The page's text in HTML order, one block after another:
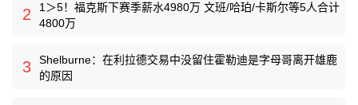
2
1＞5！福克斯下赛季薪水4980万 文班/哈珀/卡斯尔等5人合计
4800万
3
Shelburne：在利拉德交易中没留住霍勒迪是字母哥离开雄鹿
的原因